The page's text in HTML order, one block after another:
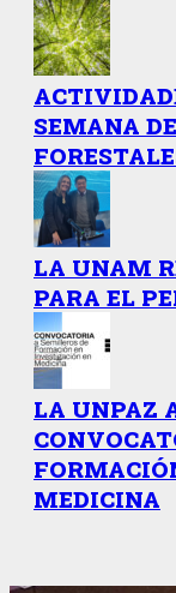
SEMANA
LA UNAM
PARA EL
LA UNPAZ
MEDICINA